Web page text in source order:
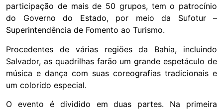
participação de mais de 50 grupos, tem o patrocínio
do Governo do Estado, por meio da Sufotur –
Superintendência de Fomento ao Turismo.
Procedentes de várias regiões da Bahia, incluindo
Salvador, as quadrilhas farão um grande espetáculo de
música e dança com suas coreografias tradicionais e
um colorido especial.
O evento é dividido em duas partes. Na primeira